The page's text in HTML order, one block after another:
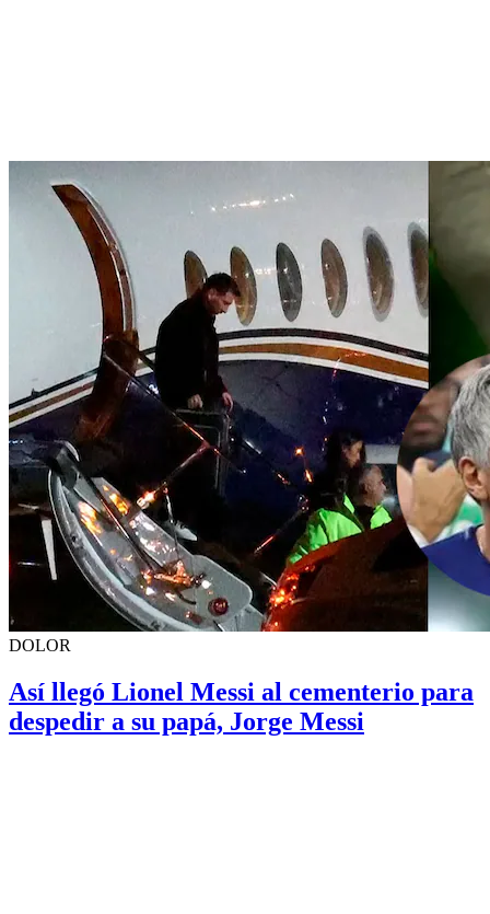
DOLOR
Así llegó Lionel Messi al cementerio para
despedir a su papá, Jorge Messi